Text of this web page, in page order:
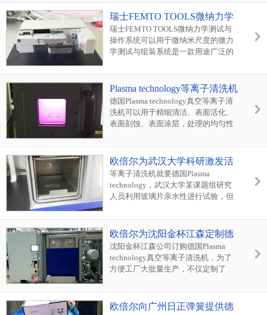
瑞士FEMTO TOOLS微纳力学
测试与操作系统，为中国科学
技术大学科研添砖加瓦
瑞士FEMTO TOOLS微纳力学测试与
操作系统可以用于微纳米尺度的微力
学测试与组装系统是一款用途广泛的
系统能精确定量测试微纳米尺度样品
的机械性能，瑞士FEMTO TOOLS微
纳力学测试与操作系统的中国代理公
司北京欧倍尔
Plasma technology等离子清洗机
为北京大学开拓科研新思路
德国Plasma technology真空等离子清
洗机可以用于精细清洁、表面活化、
表面刻蚀、表面涂层，处理的均匀性
所的欢迎。
欧倍尔为武汉大学科研激发活
力，等离子清洗机就要德国
Plasma technology
等离子清洗机就要德国Plasma
technology，武汉大学某课题组研究
人员利用玻璃片亲水性进行试验，但
大，不能满足他的实验需要。而一般
增强表面能方法，需要有机溶剂和酸
进行处理，或者加亲水涂层，过程复
杂，且可能造成二次污染...
欧倍尔为沈阳金杯江森定制德
国Plasma真空等离子设备
沈阳金杯江森公司订购德国Plasma
technology真空等离子清洗机，为了
方便工厂大批量生产，不仅定制了
料车...
欧倍尔向广州日正弹簧提供德